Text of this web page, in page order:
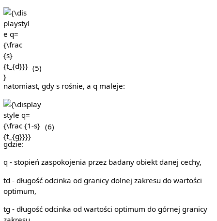
{\displaystyle
q={\frac {s}
{t_{d}}}}
(5)
natomiast, gdy s rośnie, a q maleje:
{\displaystyle
q={\frac {1-s}
{t_{g}}}}
(6)
gdzie:
q - stopień zaspokojenia przez badany obiekt danej cechy,
td - długość odcinka od granicy dolnej zakresu do wartości
optimum,
tg - długość odcinka od wartości optimum do górnej granicy